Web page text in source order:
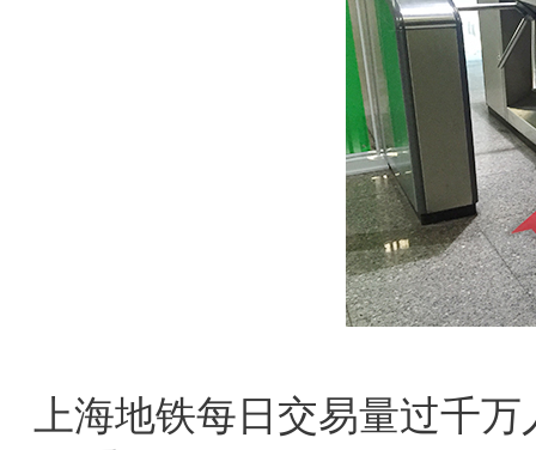
上海地铁每日交易量过千